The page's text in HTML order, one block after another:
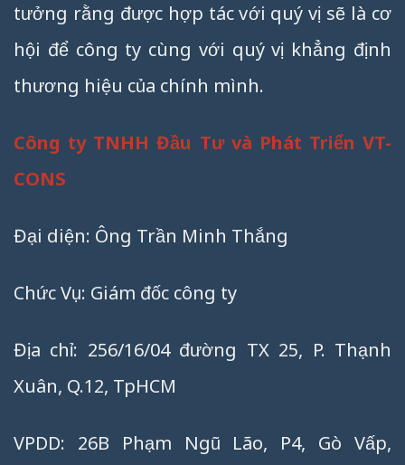
tưởng rằng được hợp tác với quý vị sẽ là cơ
hội để công ty cùng với quý vị khẳng định
thương hiệu của chính mình.
Công ty TNHH Đầu Tư và Phát Triển VT-
CONS
Đại diện: Ông Trần Minh Thắng
Chức Vụ: Giám đốc công ty
Địa chỉ: 256/16/04 đường TX 25, P. Thạnh
Xuân, Q.12, TpHCM
VPDD: 26B Phạm Ngũ Lão, P4, Gò Vấp,